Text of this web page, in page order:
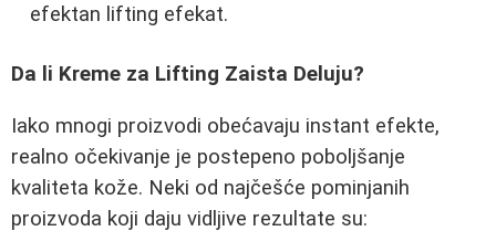
efektan lifting efekat.
Da li Kreme za Lifting Zaista Deluju?
Iako mnogi proizvodi obećavaju instant efekte,
realno očekivanje je postepeno poboljšanje
kvaliteta kože. Neki od najčešće pominjanih
proizvoda koji daju vidljive rezultate su: